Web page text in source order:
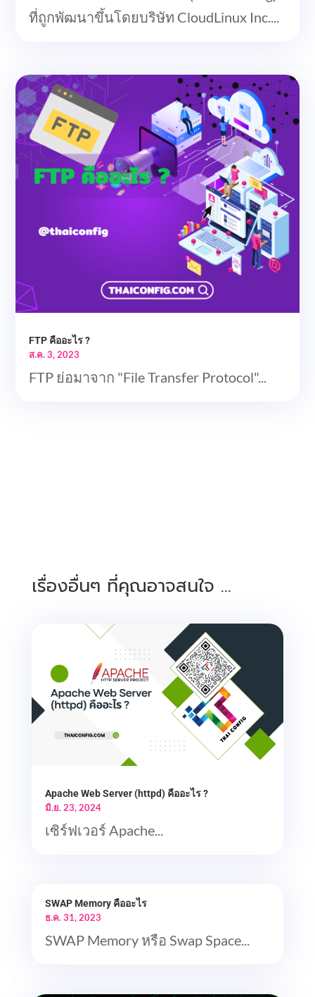
ที่ถูกพัฒนาขึ้นโดยบริษัท CloudLinux Inc....
FTP คืออะไร ?
ส.ค. 3, 2023
FTP ย่อมาจาก "File Transfer Protocol"...
เรื่องอื่นๆ ที่คุณอาจสนใจ …
Apache Web Server (httpd) คืออะไร ?
มิ.ย. 23, 2024
เซิร์ฟเวอร์ Apache...
SWAP Memory คืออะไร
ธ.ค. 31, 2023
SWAP Memory หรือ Swap Space...